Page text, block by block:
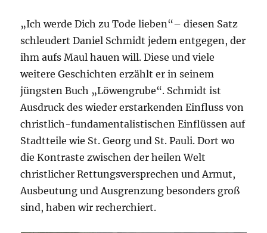
„Ich werde Dich zu Tode lieben“– diesen Satz
schleudert Daniel Schmidt jedem entgegen, der
ihm aufs Maul hauen will. Diese und viele
weitere Geschichten erzählt er in seinem
jüngsten Buch „Löwengrube“. Schmidt ist
Ausdruck des wieder erstarkenden Einfluss von
christlich-fundamentalistischen Einflüssen auf
Stadtteile wie St. Georg und St. Pauli. Dort wo
die Kontraste zwischen der heilen Welt
christlicher Rettungsversprechen und Armut,
Ausbeutung und Ausgrenzung besonders groß
sind, haben wir recherchiert.